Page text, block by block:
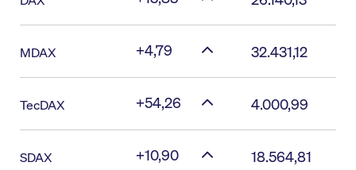
MDAX +4,79 32.431,12
TecDAX +54,26 4.000,99
SDAX +10,90 18.564,81